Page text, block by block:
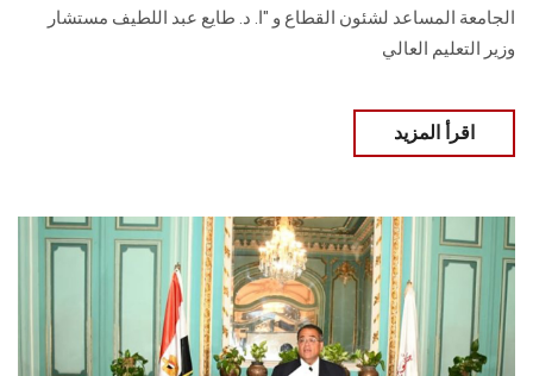
الجامعة المساعد لشئون القطاع و "ا. د. طايع عبد اللطيف مستشار
وزير التعليم العالي
اقرأ المزيد